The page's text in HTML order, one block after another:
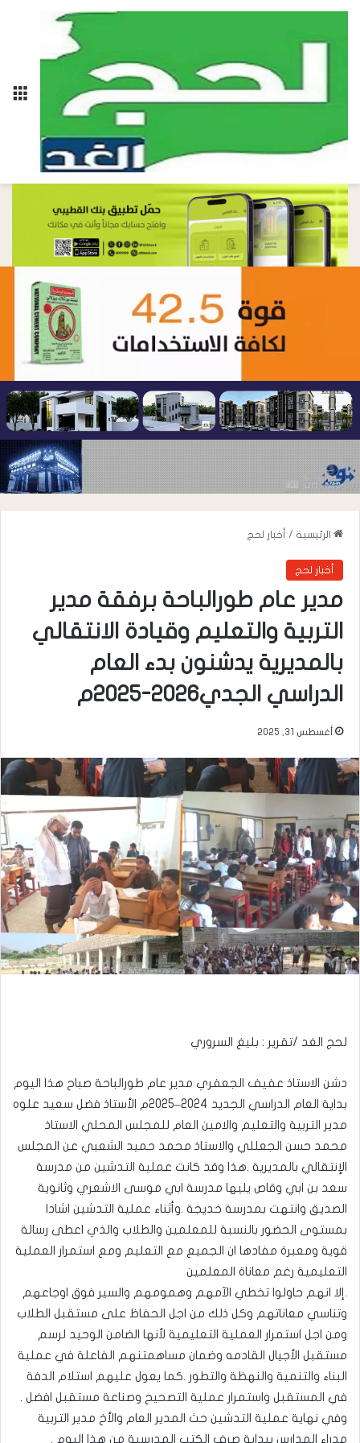
الرئيسية / أخبار لحج
أخبار لحج
مدير عام طورالباحة برفقة مدير
التربية والتعليم وقيادة الانتقالي
بالمديرية يدشنون بدء العام
الدراسي الجدي2026-2025م
أغسطس 31, 2025
لحج الغد /تقرير : بليغ السروري
دشن الاستاذ عفيف الجعفري مدير عام طورالباحة صباح هذا اليوم
بداية العام الدراسي الجديد 2024–2025م الأستاذ فضل سعيد علوه
مدير التربية والتعليم والامين العام للمجلس المحلي الاستاذ
محمد حسن الجعللي والاستاذ محمد حميد الشعبي عن المجلس
الإنتقالي بالمديرية .هذا وقد كانت عملية التدشين من مدرسة
سعد بن ابي وقاص يليها مدرسة ابي موسى الاشعري وثانوية
الصديق وانتهت بمدرسة خديجة .وأثناء عملية التدشين اشادا
بمستوى الحضور بالنسبة للمعلمين والطلاب والذي اعطى رسالة
قوية ومعبرة مفادها ان الجميع مع التعليم ومع استمرار العملية
التعليمية رغم معاناة المعلمين
.إلا انهم حاولوا تخطي الآمهم وهمومهم والسير فوق اوجاعهم
وتناسي معاناتهم وكل ذلك من اجل الحفاظ على مستقبل الطلاب
ومن اجل استمرار العملية التعليمية لأنها الضامن الوحيد لرسم
مستقبل الأجيال القادمه وضمان مساهمتنهم الفاعلة في عملية
البناء والتنمية والنهظة والتطور .كما يعول عليهم استلام الدفة
في المستقبل واستمرار عملية التصحيح وصناعة مستقبل افضل .
وفي نهاية عملية التدشين حث المدير العام والأخ مدير التربية
مدراء المدارس ببداية صرف الكتب المدرسية من هذا اليوم .